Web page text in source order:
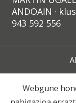
ANDOAIN ·
943 592 556
Webgune